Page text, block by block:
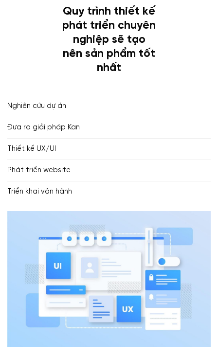
Quy trình thiết kế
phát triển chuyên
nghiệp sẽ tạo
nên sản phẩm tốt
nhất
Nghiên cứu dự án
Đưa ra giải pháp Kan
Thiết kế UX/UI
Phát triển website
Triển khai vận hành